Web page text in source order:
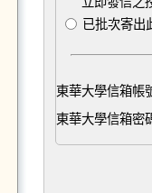
已批次寄出
東華大學信箱帳
東華大學信箱密